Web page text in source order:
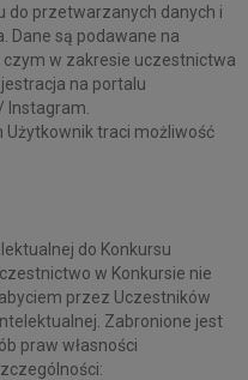
do przetwarzanych danych i
Dane są podawane na
w zakresie uczestnictwa
na portalu
Instagram.
Użytkownik traci możliwość
do Konkursu
w Konkursie nie
przez Uczestników
Zabronione jest
praw własności